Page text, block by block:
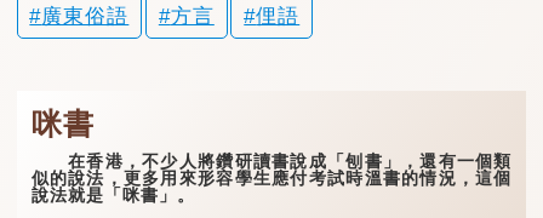
廣東俗語 方言 俚語
咪書
在香港，不少人將鑽研讀書說成「刨書」，還有一個類
似的說法，更多用來形容學生應付考試時溫書的情況，這個
說法就是「咪書」。